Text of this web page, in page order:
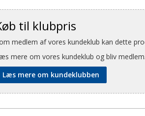
til klubpris
medlem af vores kundeklub kan dette
mere om vores kundeklub og bliv medlem.
Læs mere om kundeklubben